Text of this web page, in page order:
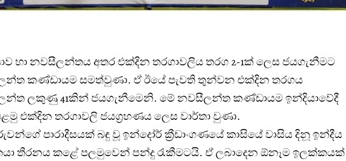
හා නවසීලන්තය අතර එක්දින තරගාවලිය තරග 2-1ක් ලෙස ජයගැනීමට
කණ්ඩායම සමත්වුණා. ඒ ඊයේ පැවති තුන්වන එක්දින තරගය
ලකුණු 41කින් ජයගැනීමෙනි. මේ නවසීලන්ත කණ්ඩායම ඉන්දියාවේදී
එක්දින තරගාවලි ජයග්‍රහණය ලෙස වාර්තා වුණා.
පාරාදීසයක් බඳු වූ ඉන්දෝර් ක්‍රීඩාංගණයේ කාසියේ වාසිය දිනූ ඉන්දීය
තීරනය කළේ පලමුවෙන් පන්දු රැකීමටයි. ඒ ලබාදෙන ඕනෑම ඉලක්කයක්